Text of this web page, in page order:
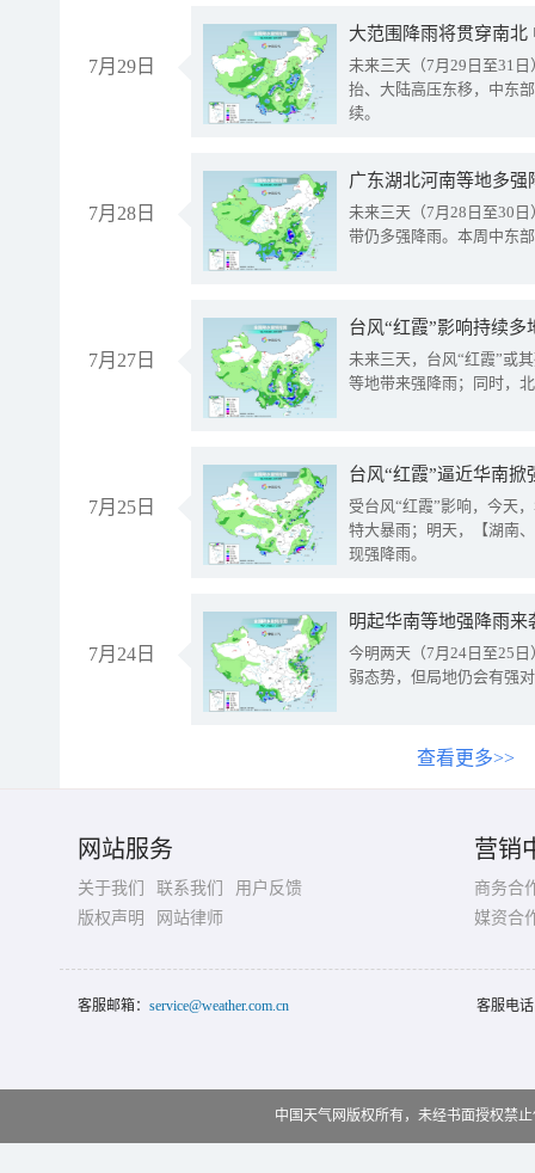
7月29日
大范围降雨将贯穿南
未来三天（7月29日至31
抬、大陆高压东移，中东
续。
7月28日
广东湖北河南等地多
未来三天（7月28日至30
带仍多强降雨。本周中东
7月27日
台风“红霞”影响持续
未来三天，台风“红霞”或
等地带来强降雨；同时，
7月25日
台风“红霞”逼近华南
受台风“红霞”影响，今天
特大暴雨；明天，【湖南
现强降雨。
7月24日
明起华南等地强降雨
今明两天（7月24日至25
弱态势，但局地仍会有强
查看更多>>
网站服务
关于我们 联系我们
用户反馈
版权声明
网站律师
营销
商务合
媒资合
客服邮箱： service@weather.com.cn 客服电
中国天气网版权所有，未经书面授权